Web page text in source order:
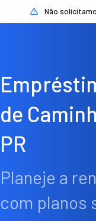
Não
de
PR
Planeje a
com planos